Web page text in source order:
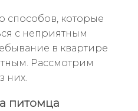
способов, которые
с неприятным
в квартире
Рассмотрим
них.
питомца